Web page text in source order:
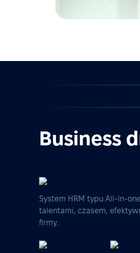
Business
System HRM typu All-in-
talentami, czasem,
firmy.